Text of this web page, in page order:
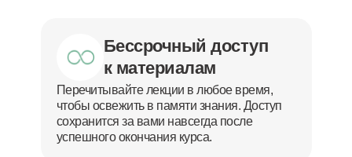
Бессрочный доступ
к материалам
Перечитывайте лекции в любое время,
чтобы освежить в памяти знания. Доступ
сохранится за вами навсегда после
успешного окончания курса.